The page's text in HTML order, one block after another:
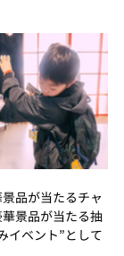
品が当たるチャ
景品が当たる抽
イベント”として